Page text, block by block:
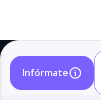
Infórmate